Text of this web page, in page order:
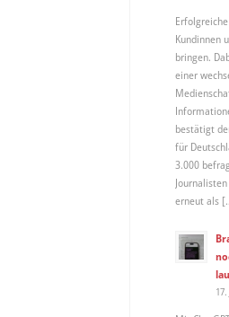
Kundinnen
bringen.
einer
bestätigt
für
3.000
erneut als